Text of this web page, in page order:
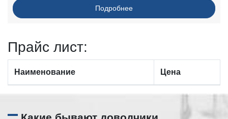
Подробнее
Прайc лист:
Наименование Цена